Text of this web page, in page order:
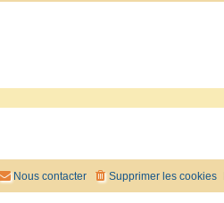
Supprimer les cookies
Nous contacter